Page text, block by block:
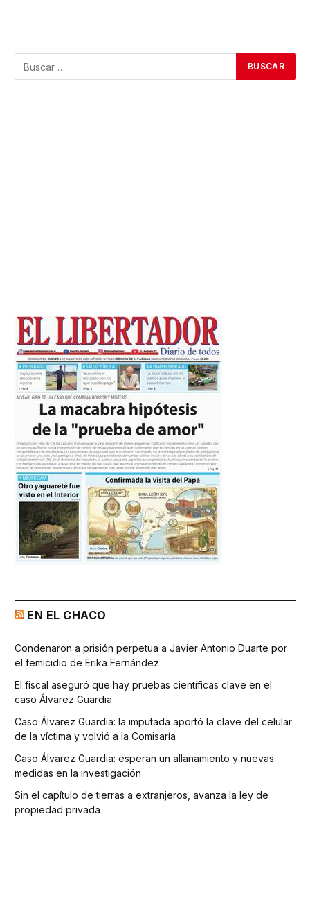
EN EL CHACO
Condenaron a prisión perpetua a Javier Antonio Duarte por
el femicidio de Erika Fernández
El fiscal aseguró que hay pruebas científicas clave en el
caso Álvarez Guardia
Caso Álvarez Guardia: la imputada aportó la clave del celular
de la víctima y volvió a la Comisaría
Caso Álvarez Guardia: esperan un allanamiento y nuevas
medidas en la investigación
Sin el capítulo de tierras a extranjeros, avanza la ley de
propiedad privada